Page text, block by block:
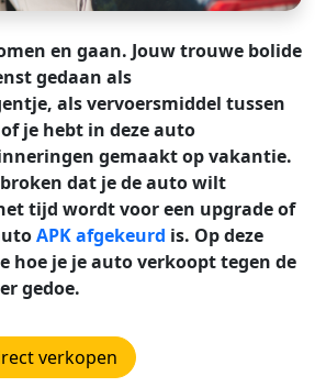
en gaan. Jouw trouwe bolide
gedaan als
als vervoersmiddel tussen
je hebt in deze auto
gemaakt op vakantie.
dat je de auto wilt
tijd wordt voor een upgrade of
APK afgekeurd is. Op deze
hoe je je auto verkoopt tegen de
gedoe.
verkopen